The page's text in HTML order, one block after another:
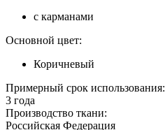
с карманами
Основной цвет:
Коричневый
Примерный срок использования:
3 года
Производство ткани:
Российская Федерация